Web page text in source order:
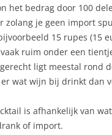
het bedrag door 100
zolang je geen import
15 rupes (15
ruim onder een
ligt meestal rond
wat wijn bij drinkt dan
is afhankelijk van
of import.